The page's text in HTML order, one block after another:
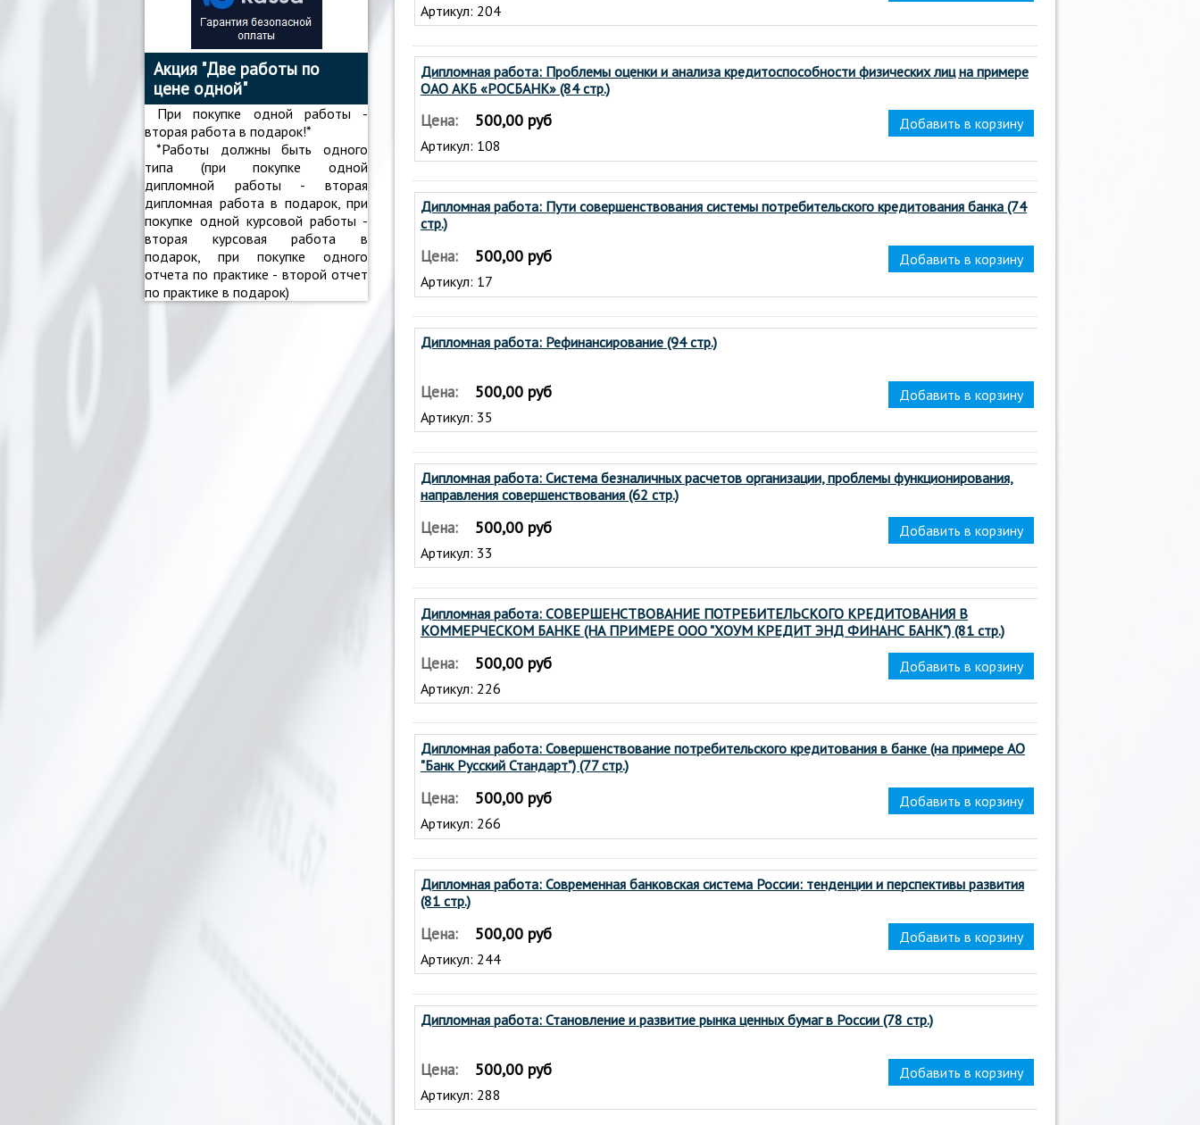
Акция "Две работы по
цене одной"
При покупке одной работы -
вторая работа в подарок!*
*Работы должны быть одного
типа (при покупке одной
дипломной работы - вторая
дипломная работа в подарок, при
покупке одной курсовой работы -
вторая курсовая работа в
подарок, при покупке одного
отчета по практике - второй отчет
по практике в подарок)
Артикул: 204
Дипломная работа: Проблемы оценки и анализа кредитоспособности физических лиц на примере
ОАО АКБ «РОСБАНК» (84 стр.)
Цена: 500,00 руб
Артикул: 108
Дипломная работа: Пути совершенствования системы потребительского кредитования банка (74
стр.)
Цена: 500,00 руб
Артикул: 17
Дипломная работа: Рефинансирование (94 стр.)
Цена: 500,00 руб
Артикул: 35
Дипломная работа: Система безналичных расчетов организации, проблемы функционирования,
направления совершенствования (62 стр.)
Цена: 500,00 руб
Артикул: 33
Дипломная работа: СОВЕРШЕНСТВОВАНИЕ ПОТРЕБИТЕЛЬСКОГО КРЕДИТОВАНИЯ В
КОММЕРЧЕСКОМ БАНКЕ (НА ПРИМЕРЕ ООО "ХОУМ КРЕДИТ ЭНД ФИНАНС БАНК") (81 стр.)
Цена: 500,00 руб
Артикул: 226
Дипломная работа: Совершенствование потребительского кредитования в банке (на примере АО
"Банк Русский Стандарт") (77 стр.)
Цена: 500,00 руб
Артикул: 266
Дипломная работа: Современная банковская система России: тенденции и перспективы развития
(81 стр.)
Цена: 500,00 руб
Артикул: 244
Дипломная работа: Становление и развитие рынка ценных бумаг в России (78 стр.)
Цена: 500,00 руб
Артикул: 288